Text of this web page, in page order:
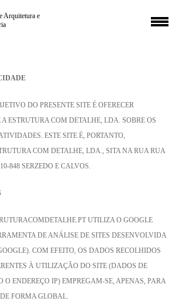
DO PRESENTE SITE É OFERECER
ESTRUTURA COM DETALHE, LDA. SOBRE OS
ESTE SITE É, PORTANTO,
COM DETALHE, LDA., SITA NA RUA RUA
848 SERZEDO E CALVOS.
UTILIZA O GOOGLE
DE ANÁLISE DE SITES DESENVOLVIDA
COM EFEITO, OS DADOS RECOLHIDOS
À UTILIZAÇÃO DO SITE (DADOS DE
O ENDEREÇO IP) EMPREGAM-SE, APENAS, PARA
FORMA GLOBAL.